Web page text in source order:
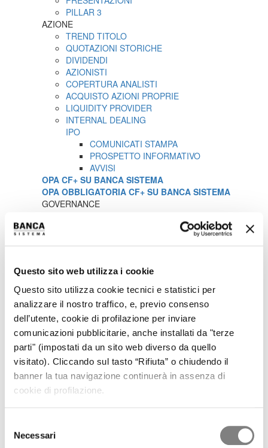
Questo sito web utilizza i cookie
Questo sito utilizza cookie tecnici e statistici per
analizzare il nostro traffico, e, previo consenso
dell’utente, cookie di profilazione per inviare
comunicazioni pubblicitarie, anche installati da "terze
parti" (impostati da un sito web diverso da quello
visitato). Cliccando sul tasto “Rifiuta” o chiudendo il
banner la tua navigazione continuerà in assenza di
cookie di profilazione.
delNecessari
PILLAR 3
AZIONE
TREND TITOLO
QUOTAZIONI STORICHE
DIVIDENDI
AZIONISTI
COPERTURA ANALISTI
ACQUISTO AZIONI PROPRIE
LIQUIDITY PROVIDER
INTERNAL DEALING
IPO
COMUNICATI STAMPA
PROSPETTO INFORMATIVO
AVVISI
OPA CF+ SU BANCA SISTEMA
OPA OBBLIGATORIA CF+ SU BANCA SISTEMA
GOVERNANCE
OPERAZIONI SOCIETARIE
PARTI CORRELATE E SOGGETTI COLLEGATI
PROCEDURA IN MATERIA DI MARKET ABUSE
VOTO MAGGIORATO
MEDIA
COMUNICATI STAMPA
CONTATTI
CONTATTI
Internal Dealing
relative agli obblighi informativi previsti a carico dei soggetti
rilevanti, e delle persone strettamente legate ai soggetti rilevanti